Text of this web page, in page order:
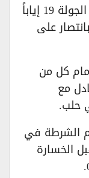
وقاد ماهر البحري تشرين ابتداءً من الجولة 19 إياباً
على
كل من
مع
حلب.
الشرطة في
الخسارة